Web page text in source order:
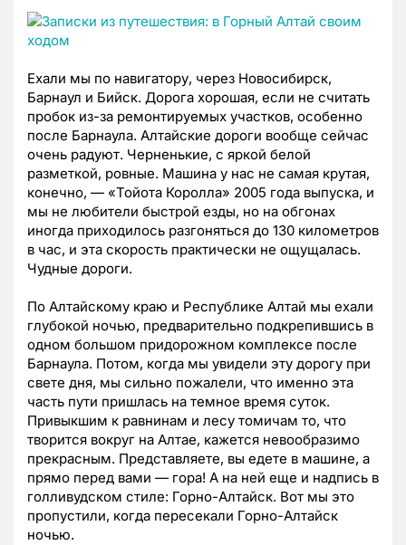
Ехали мы по навигатору, через Новосибирск,
Барнаул и Бийск. Дорога хорошая, если не считать
пробок из-за ремонтируемых участков, особенно
после Барнаула. Алтайские дороги вообще сейчас
очень радуют. Черненькие, с яркой белой
разметкой, ровные. Машина у нас не самая крутая,
конечно, — «Тойота Королла» 2005 года выпуска, и
мы не любители быстрой езды, но на обгонах
иногда приходилось разгоняться до 130 километров
в час, и эта скорость практически не ощущалась.
Чудные дороги.
По Алтайскому краю и Республике Алтай мы ехали
глубокой ночью, предварительно подкрепившись в
одном большом придорожном комплексе после
Барнаула. Потом, когда мы увидели эту дорогу при
свете дня, мы сильно пожалели, что именно эта
часть пути пришлась на темное время суток.
Привыкшим к равнинам и лесу томичам то, что
творится вокруг на Алтае, кажется невообразимо
прекрасным. Представляете, вы едете в машине, а
прямо перед вами — гора! А на ней еще и надпись в
голливудском стиле: Горно-Алтайск. Вот мы это
пропустили, когда пересекали Горно-Алтайск
ночью.